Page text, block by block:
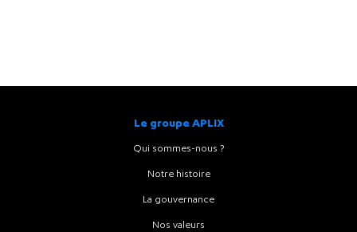
Le groupe APLIX
Qui sommes-nous ?
Notre histoire
La gouvernance
Nos valeurs